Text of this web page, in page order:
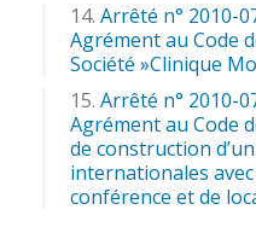
Arrêté n° 2010-
Agrément au Code
Société »Clinique
Arrêté n° 2010-
Agrément au Code
de construction
internationales
conférence et de